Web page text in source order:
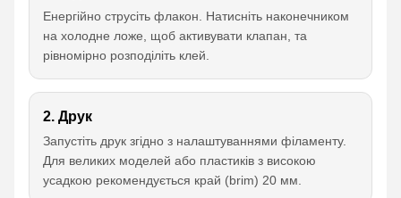
Енергійно струсіть флакон. Натисніть наконечником
на холодне ложе, щоб активувати клапан, та
рівномірно розподіліть клей.
2. Друк
Запустіть друк згідно з налаштуваннями філаменту.
Для великих моделей або пластиків з високою
усадкою рекомендується край (brim) 20 мм.